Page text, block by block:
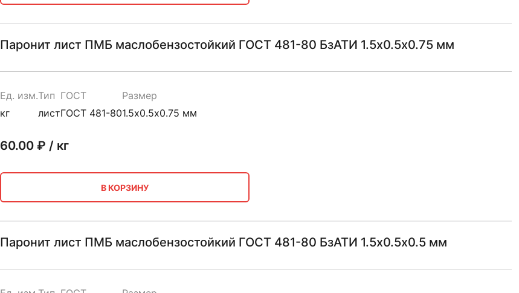
Паронит лист ПМБ маслобензостойкий ГОСТ 481-80 БзАТИ 1.5х0.5х0.75 мм
Ед. изм.
кг
Тип
лист
ГОСТ
ГОСТ 481-80
Размер
1.5х0.5х0.75 мм
60.00₽ / кг
В КОРЗИНУ
Паронит лист ПМБ маслобензостойкий ГОСТ 481-80 БзАТИ 1.5х0.5х0.5 мм